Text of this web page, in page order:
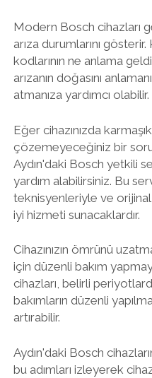
Modern Bosch cihazları
arıza durumlarını
kodlarının ne anlama
arızanın doğasını
atmanıza yardımcı olabilir.
Eğer cihazınızda
çözemeyeceğiniz bir
Aydın'daki Bosch yetkili
yardım alabilirsiniz. Bu
teknisyenleriyle ve
iyi hizmeti sunacaklardır.
Cihazınızın ömrünü
için düzenli bakım
cihazları, belirli
bakımların düzenli
artırabilir.
Aydın'daki Bosch
bu adımları izleyerek